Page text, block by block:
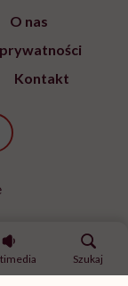
Szukaj
O nas
Kontakt